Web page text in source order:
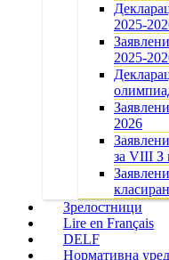
2025-
2025-
2026
за VIII
Зрелостници
Lire en Français
DELF
Нормативна